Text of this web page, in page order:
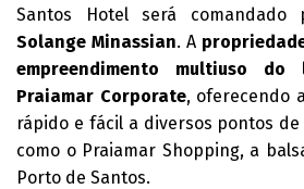
Santos Hotel será comandado
Solange Minassian. A
empreendimento multiuso
Praiamar Corporate, oferecendo
rápido e fácil a diversos pontos
como o Praiamar Shopping, a
Porto de Santos.